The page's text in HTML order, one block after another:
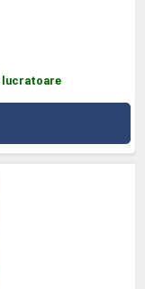
lucratoare